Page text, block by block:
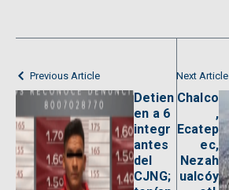
Previous Article
Detien
en a 6
integr
antes
del
CJNG;
Next Article
Chalco
,
Ecatep
ec,
Nezah
ualcóy